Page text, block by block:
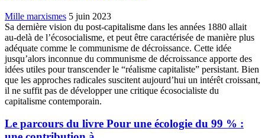
Mille marxismes 5 juin 2023
Sa dernière vision du post-capitalisme dans les années 1880 allait
au-delà de l’écosocialisme, et peut être caractérisée de manière plus
adéquate comme le communisme de décroissance. Cette idée
jusqu’alors inconnue du communisme de décroissance apporte des
idées utiles pour transcender le “réalisme capitaliste” persistant. Bien
que les approches radicales suscitent aujourd’hui un intérêt croissant,
il ne suffit pas de développer une critique écosocialiste du
capitalisme contemporain.
Le parcours du livre Pour une écologie du 99 % :